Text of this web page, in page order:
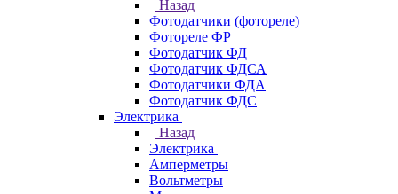
Назад
Фотодатчики (фотореле)
Фотореле ФР
Фотодатчик ФД
Фотодатчик ФДСА
Фотодатчики ФДА
Фотодатчик ФДС
Электрика
Назад
Электрика
Амперметры
Вольтметры